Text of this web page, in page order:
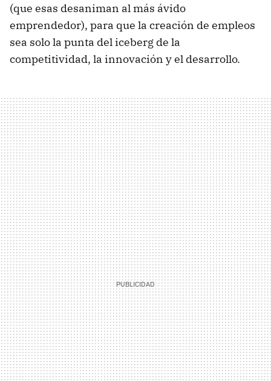
(que esas desaniman al más ávido
emprendedor), para que la creación de empleos
sea solo la punta del iceberg de la
competitividad, la innovación y el desarrollo.